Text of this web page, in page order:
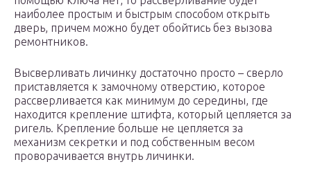
наиболее простым и быстрым способом открыть
дверь, причем можно будет обойтись без вызова
ремонтников.
Высверливать личинку достаточно просто – сверло
приставляется к замочному отверстию, которое
рассверливается как минимум до середины, где
находится крепление штифта, который цепляется за
ригель. Крепление больше не цепляется за
механизм секретки и под собственным весом
проворачивается внутрь личинки.